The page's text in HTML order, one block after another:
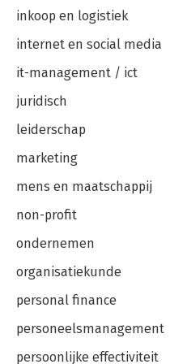
inkoop en logistiek
internet en social media
it-management / ict
juridisch
leiderschap
marketing
mens en maatschappij
non-profit
ondernemen
organisatiekunde
personal finance
personeelsmanagement
persoonlijke effectiviteit